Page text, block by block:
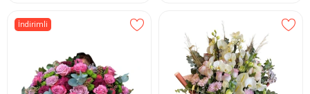
İndirimli